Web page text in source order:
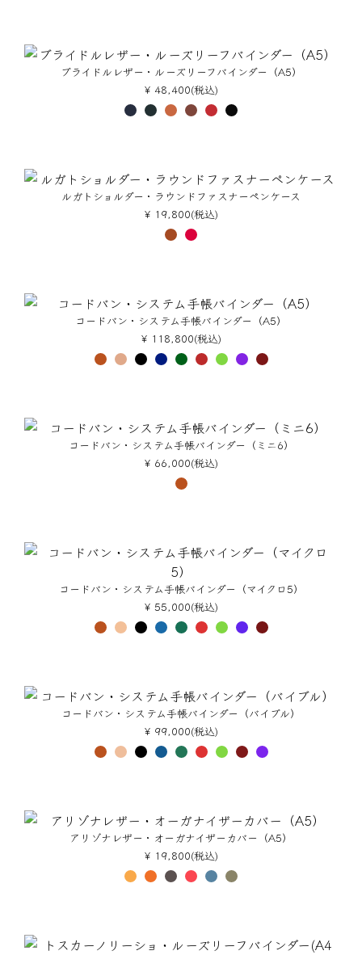
ブライドルレザー・ルーズリーフバインダー（A5）
¥ 48,400(税込)
ルガトショルダー・ラウンドファスナーペンケース
¥ 19,800(税込)
コードバン・システム手帳バインダー（A5）
¥ 118,800(税込)
コードバン・システム手帳バインダー（ミニ6）
¥ 66,000(税込)
コードバン・システム手帳バインダー（マイクロ5）
¥ 55,000(税込)
コードバン・システム手帳バインダー（バイブル）
¥ 99,000(税込)
アリゾナレザー・オーガナイザーカバー（A5）
¥ 19,800(税込)